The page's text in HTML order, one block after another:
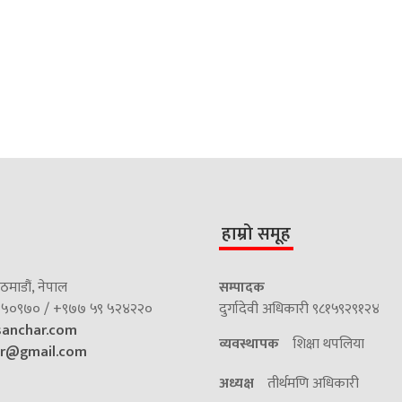
नेपाल
/ +९७७ ५९ ५२४२२०
हाम्रो समूह
सम्पादक
दुर्गादेवी अधिकारी ९८१५९२९१२४
व्यवस्थापक शिक्षा थपलिया
अध्यक्ष तीर्थमणि अधिकारी